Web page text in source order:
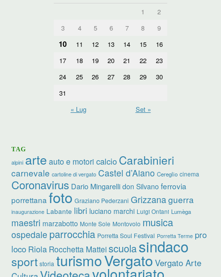
1
2
3
4 5 6 7 8 9
10 11 12 13 14 15
16
17
18 19 20 21 22
23
24
25 26 27 28 29
30
31
« Lug
Set »
TAG
alpini arte auto e motori calcio Carabinieri
carnevale cartoline di vergato Castel d’Aiano Cereglio cinema
Coronavirus Dario Mingarelli don Silvano ferrovia
porrettana foto Graziano Pederzani Grizzanaguerra
inaugurazione Labante libri luciano marchi Luigi Ontani Lumèga
maestri marzabotto Monte Sole Montovolo musica
ospedale parrocchia Porretta Soul Festival Porretta Terme pro
loco Riola Rocchetta Matteiscuolasindaco
sport storia turismoVergato Vergato Arte